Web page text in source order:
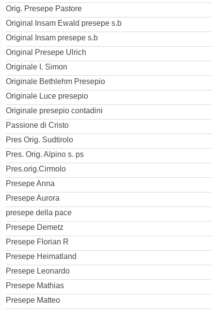
Orig. Presepe Pastore
Original Insam Ewald presepe s.b
Original Insam presepe s.b
Original Presepe Ulrich
Originale I. Simon
Originale Bethlehm Presepio
Originale Luce presepio
Originale presepio contadini
Passione di Cristo
Pres Orig. Sudtirolo
Pres. Orig. Alpino s. ps
Pres.orig.Cirmolo
Presepe Anna
Presepe Aurora
presepe della pace
Presepe Demetz
Presepe Florian R
Presepe Heimatland
Presepe Leonardo
Presepe Mathias
Presepe Matteo